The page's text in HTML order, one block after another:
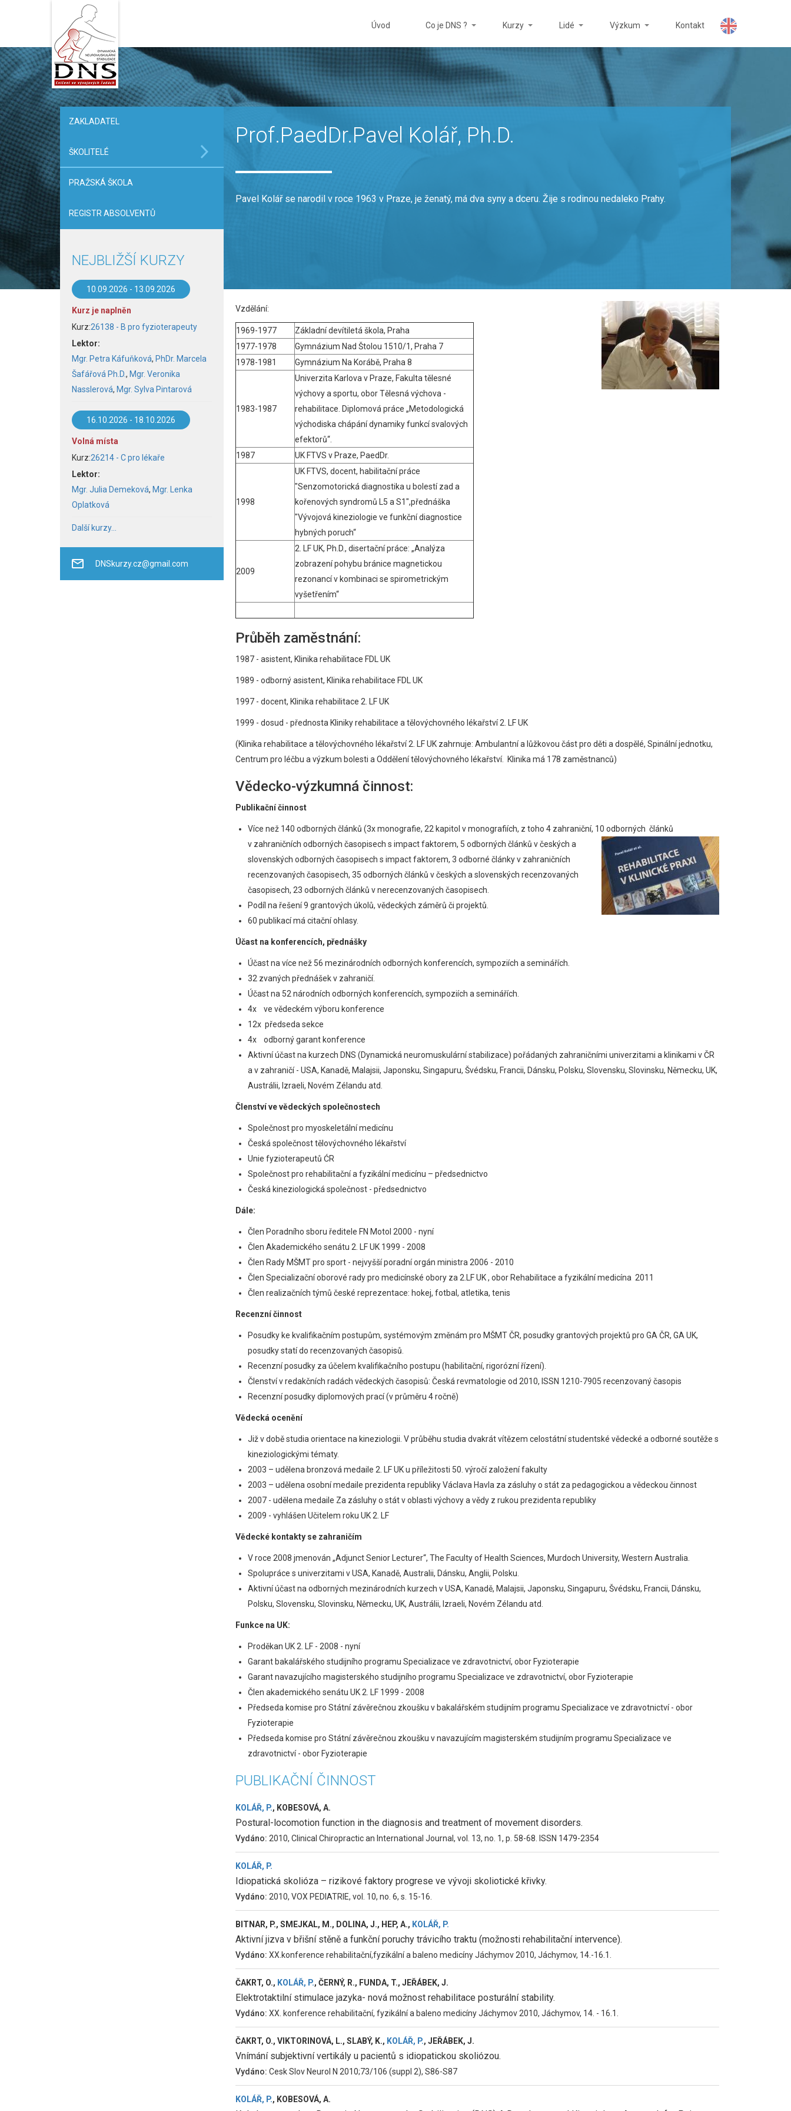
obsahu
Úvod Co je DNS ? Kurzy Lidé Výzkum Kontakt
HLAVNÍ
SEKCE
ZAKLADATEL
ŠKOLITELÉ
PRAŽSKÁ ŠKOLA
REGISTR ABSOLVENTŮ
NEJBLIŽŠÍ KURZY
10.09.2026 - 13.09.2026
Kurz je naplněn
Kurz:26138 - B pro fyzioterapeuty
Lektor:
Mgr. Petra Káfuňková, PhDr. Marcela
Šafářová Ph.D., Mgr. Veronika
Nasslerová, Mgr. Sylva Pintarová
16.10.2026 - 18.10.2026
Volná místa
Kurz:26214 - C pro lékaře
Lektor:
Mgr. Julia Demeková, Mgr. Lenka
Oplatková
Další kurzy...
DNSkurzy.cz@gmail.com
Prof.PaedDr.Pavel Kolář, Ph.D.
Pavel Kolář se narodil v roce 1963 v Praze, je ženatý, má dva syny a dceru. Žije s rodinou nedaleko Prahy.
Vzdělání:
1969-1977
Základní devítiletá škola, Praha
1977-1978
Gymnázium Nad Štolou 1510/1, Praha 7
1978-1981
Gymnázium Na Korábě, Praha 8
1983-1987
Univerzita Karlova v Praze, Fakulta tělesné
výchovy a sportu, obor Tělesná výchova -
rehabilitace. Diplomová práce „Metodologická
východiska chápání dynamiky funkcí svalových
efektorů“.
1987
UK FTVS v Praze, PaedDr.
1998
UK FTVS, docent, habilitační práce
"Senzomotorická diagnostika u bolestí zad a
kořenových syndromů L5 a S1",přednáška
"Vývojová kineziologie ve funkční diagnostice
hybných poruch“
2009
2. LF UK, Ph.D., disertační práce: „Analýza
zobrazení pohybu bránice magnetickou
rezonancí v kombinaci se spirometrickým
vyšetřením“
Průběh zaměstnání:
1987 - asistent, Klinika rehabilitace FDL UK
1989 - odborný asistent, Klinika rehabilitace FDL UK
1997 - docent, Klinika rehabilitace 2. LF UK
1999 - dosud - přednosta Kliniky rehabilitace a tělovýchovného lékařství 2. LF UK
(Klinika rehabilitace a tělovýchovného lékařství 2. LF UK zahrnuje: Ambulantní a lůžkovou část pro děti a dospělé, Spinální jednotku,
Centrum pro léčbu a výzkum bolesti a Oddělení tělovýchovného lékařství. Klinika má 178 zaměstnanců)
Vědecko-výzkumná činnost:
Publikační činnost
Více než 140 odborných článků (3x monografie, 22 kapitol v monografiích, z toho 4 zahraniční, 10 odborných článků
v zahraničních odborných časopisech s impact faktorem, 5 odborných článků v českých a
slovenských odborných časopisech s impact faktorem, 3 odborné články v zahraničních
recenzovaných časopisech, 35 odborných článků v českých a slovenských recenzovaných
časopisech, 23 odborných článků v nerecenzovaných časopisech.
Podíl na řešení 9 grantových úkolů, vědeckých záměrů či projektů.
60 publikací má citační ohlasy.
Účast na konferencích, přednášky
Účast na více než 56 mezinárodních odborných konferencích, sympoziích a seminářích.
32 zvaných přednášek v zahraničí.
Účast na 52 národních odborných konferencích, sympoziích a seminářích.
4x ve vědeckém výboru konference
12x předseda sekce
4x odborný garant konference
Aktivní účast na kurzech DNS (Dynamická neuromuskulární stabilizace) pořádaných zahraničními univerzitami a klinikami v ČR
a v zahraničí - USA, Kanadě, Malajsii, Japonsku, Singapuru, Švédsku, Francii, Dánsku, Polsku, Slovensku, Slovinsku, Německu, UK,
Austrálii, Izraeli, Novém Zélandu atd.
Členství ve vědeckých společnostech
Společnost pro myoskeletální medicínu
Česká společnost tělovýchovného lékařství
Unie fyzioterapeutů ĆR
Společnost pro rehabilitační a fyzikální medicínu – předsednictvo
Česká kineziologická společnost - předsednictvo
Dále:
Člen Poradního sboru ředitele FN Motol 2000 - nyní
Člen Akademického senátu 2. LF UK 1999 - 2008
Člen Rady MŠMT pro sport - nejvyšší poradní orgán ministra 2006 - 2010
Člen Specializační oborové rady pro medicínské obory za 2.LF UK , obor Rehabilitace a fyzikální medicína 2011
Člen realizačních týmů české reprezentace: hokej, fotbal, atletika, tenis
Recenzní činnost
Posudky ke kvalifikačním postupům, systémovým změnám pro MŠMT ČR, posudky grantových projektů pro GA ČR, GA UK,
posudky statí do recenzovaných časopisů.
Recenzní posudky za účelem kvalifikačního postupu (habilitační, rigorózní řízení).
Členství v redakčních radách vědeckých časopisů: Česká revmatologie od 2010, ISSN 1210-7905 recenzovaný časopis
Recenzní posudky diplomových prací (v průměru 4 ročně)
Vědecká ocenění
Již v době studia orientace na kineziologii. V průběhu studia dvakrát vítězem celostátní studentské vědecké a odborné soutěže s
kineziologickými tématy.
2003 – udělena bronzová medaile 2. LF UK u příležitosti 50. výročí založení fakulty
2003 – udělena osobní medaile prezidenta republiky Václava Havla za zásluhy o stát za pedagogickou a vědeckou činnost
2007 - udělena medaile Za zásluhy o stát v oblasti výchovy a vědy z rukou prezidenta republiky
2009 - vyhlášen Učitelem roku UK 2. LF
Vědecké kontakty se zahraničím
V roce 2008 jmenován „Adjunct Senior Lecturer“, The Faculty of Health Sciences, Murdoch University, Western Australia.
Spolupráce s univerzitami v USA, Kanadě, Australii, Dánsku, Anglii, Polsku.
Aktivní účast na odborných mezinárodních kurzech v USA, Kanadě, Malajsii, Japonsku, Singapuru, Švédsku, Francii, Dánsku,
Polsku, Slovensku, Slovinsku, Německu, UK, Austrálii, Izraeli, Novém Zélandu atd.
Funkce na UK:
Proděkan UK 2. LF - 2008 - nyní
Garant bakalářského studijního programu Specializace ve zdravotnictví, obor Fyzioterapie
Garant navazujícího magisterského studijního programu Specializace ve zdravotnictví, obor Fyzioterapie
Člen akademického senátu UK 2. LF 1999 - 2008
Předseda komise pro Státní závěrečnou zkoušku v bakalářském studijním programu Specializace ve zdravotnictví - obor
Fyzioterapie
Předseda komise pro Státní závěrečnou zkoušku v navazujícím magisterském studijním programu Specializace ve
zdravotnictví - obor Fyzioterapie
PUBLIKAČNÍ ČINNOST
KOLÁŘ, P., KOBESOVÁ, A.
Postural-locomotion function in the diagnosis and treatment of movement disorders.
Vydáno: 2010, Clinical Chiropractic an International Journal, vol. 13, no. 1, p. 58-68. ISSN 1479-2354
KOLÁŘ, P.
Idiopatická skolióza – rizikové faktory progrese ve vývoji skoliotické křivky.
Vydáno: 2010, VOX PEDIATRIE, vol. 10, no. 6, s. 15-16.
BITNAR, P., SMEJKAL, M., DOLINA, J., HEP, A., KOLÁŘ, P.
Aktivní jizva v břišní stěně a funkční poruchy trávicího traktu (možnosti rehabilitační intervence).
Vydáno: XX.konference rehabilitační,fyzikální a baleno medicíny Jáchymov 2010, Jáchymov, 14.-16.1.
ČAKRT, O., KOLÁŘ, P., ČERNÝ, R., FUNDA, T., JEŘÁBEK, J.
Elektrotaktilní stimulace jazyka- nová možnost rehabilitace posturální stability.
Vydáno: XX. konference rehabilitační, fyzikální a baleno medicíny Jáchymov 2010, Jáchymov, 14. - 16.1.
ČAKRT, O., VIKTORINOVÁ, L., SLABÝ, K., KOLÁŘ, P., JEŘÁBEK, J.
Vnímání subjektivní vertikály u pacientů s idiopatickou skoliózou.
Vydáno: Cesk Slov Neurol N 2010;73/106 (suppl 2), S86-S87
KOLÁŘ, P., KOBESOVÁ, A.